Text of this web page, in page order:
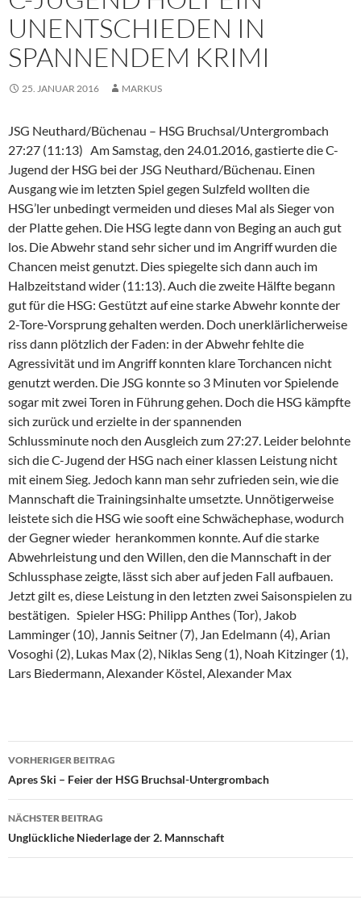
UNENTSCHIEDEN IN
SPANNENDEM KRIMI
25. JANUAR 2016 MARKUS
JSG Neuthard/Büchenau – HSG Bruchsal/Untergrombach
27:27 (11:13) Am Samstag, den 24.01.2016, gastierte die C-
Jugend der HSG bei der JSG Neuthard/Büchenau. Einen
Ausgang wie im letzten Spiel gegen Sulzfeld wollten die
HSG’ler unbedingt vermeiden und dieses Mal als Sieger von
der Platte gehen. Die HSG legte dann von Beging an auch gut
los. Die Abwehr stand sehr sicher und im Angriff wurden die
Chancen meist genutzt. Dies spiegelte sich dann auch im
Halbzeitstand wider (11:13). Auch die zweite Hälfte begann
gut für die HSG: Gestützt auf eine starke Abwehr konnte der
2-Tore-Vorsprung gehalten werden. Doch unerklärlicherweise
riss dann plötzlich der Faden: in der Abwehr fehlte die
Agressivität und im Angriff konnten klare Torchancen nicht
genutzt werden. Die JSG konnte so 3 Minuten vor Spielende
sogar mit zwei Toren in Führung gehen. Doch die HSG kämpfte
sich zurück und erzielte in der spannenden
Schlussminute noch den Ausgleich zum 27:27. Leider belohnte
sich die C-Jugend der HSG nach einer klassen Leistung nicht
mit einem Sieg. Jedoch kann man sehr zufrieden sein, wie die
Mannschaft die Trainingsinhalte umsetzte. Unnötigerweise
leistete sich die HSG wie sooft eine Schwächephase, wodurch
der Gegner wieder herankommen konnte. Auf die starke
Abwehrleistung und den Willen, den die Mannschaft in der
Schlussphase zeigte, lässt sich aber auf jeden Fall aufbauen.
Jetzt gilt es, diese Leistung in den letzten zwei Saisonspielen zu
bestätigen. Spieler HSG: Philipp Anthes (Tor), Jakob
Lamminger (10), Jannis Seitner (7), Jan Edelmann (4), Arian
Vosoghi (2), Lukas Max (2), Niklas Seng (1), Noah Kitzinger (1),
Lars Biedermann, Alexander Köstel, Alexander Max
Beitragsnavigation
VORHERIGER BEITRAG
Apres Ski – Feier der HSG Bruchsal-Untergrombach
NÄCHSTER BEITRAG
Unglückliche Niederlage der 2. Mannschaft